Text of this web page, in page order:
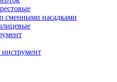
сменными насадками